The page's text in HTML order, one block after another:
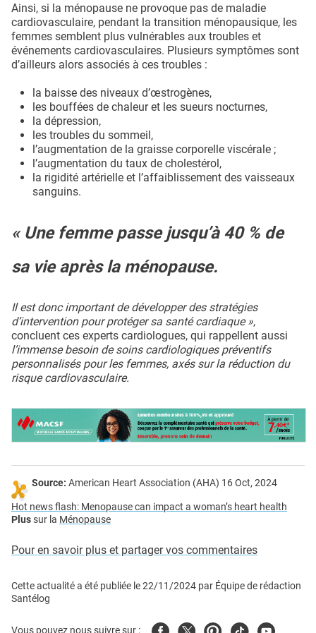
Ainsi, si la ménopause ne provoque pas de maladie
cardiovasculaire, pendant la transition ménopausique, les
femmes semblent plus vulnérables aux troubles et
événements cardiovasculaires. Plusieurs symptômes sont
d’ailleurs alors associés à ces troubles :
la baisse des niveaux d’œstrogènes,
les bouffées de chaleur et les sueurs nocturnes,
la dépression,
les troubles du sommeil,
l’augmentation de la graisse corporelle viscérale ;
l’augmentation du taux de cholestérol,
la rigidité artérielle et l’affaiblissement des vaisseaux
sanguins.
« Une femme passe jusqu’à 40 % de
sa vie après la ménopause.
Il est donc important de développer des stratégies
d’intervention pour protéger sa santé cardiaque »,
concluent ces experts cardiologues, qui rappellent aussi
l’immense besoin de soins cardiologiques préventifs
personnalisés pour les femmes, axés sur la réduction du
risque cardiovasculaire.
Source: American Heart Association (AHA) 16 Oct, 2024
Hot news flash: Menopause can impact a woman’s heart health
Plussur la Ménopause
Pour en savoir plus et partager vos commentaires
Cette actualité a été publiée le22/11/2024 par Équipe de rédaction
Santélog
FacebookTwitterPinterest
TiktokYoutube